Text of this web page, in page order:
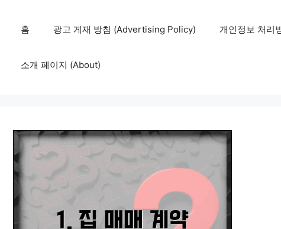
홈 광고 게재 방침 (Advertising Policy) 개인정보 처리
소개 페이지 (About)